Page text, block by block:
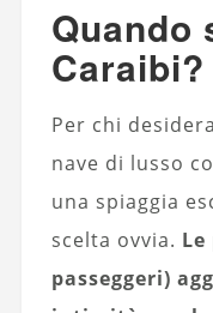
Quando
Caraibi?
Per chi
nave di lusso
una spiaggia
scelta ovvia. Le
passeggeri)